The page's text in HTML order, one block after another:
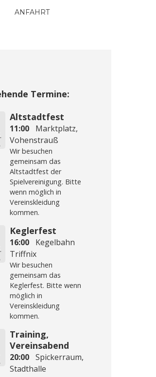
ANFAHRT
Termine:
Altstadtfest
11:00
Marktplatz,
Vohenstrauß
Wir besuchen
gemeinsam das
Altstadtfest der
Spielvereinigung. Bitte
wenn möglich in
Vereinskleidung
kommen.
Keglerfest
16:00
Kegelbahn
Triffnix
Wir besuchen
gemeinsam das
Keglerfest. Bitte wenn
möglich in
Vereinskleidung
kommen.
Training,
Vereinsabend
20:00 Spickerraum,
Stadthalle